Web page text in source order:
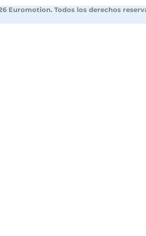
Euromotion. Todos los derechos